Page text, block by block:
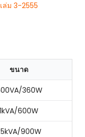
ล่ม 3-2555
ขนาด
360W
1kVA/600W
900W